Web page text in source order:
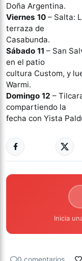
Doña Argentina.
Viernes 10 – Salta:
terraza de
Casabunda.
Sábado 11 – San
en el patio
cultura Custom, y
Warmi.
Domingo 12 –
compartiendo la
fecha con Yista
Inicia
0 comentarios